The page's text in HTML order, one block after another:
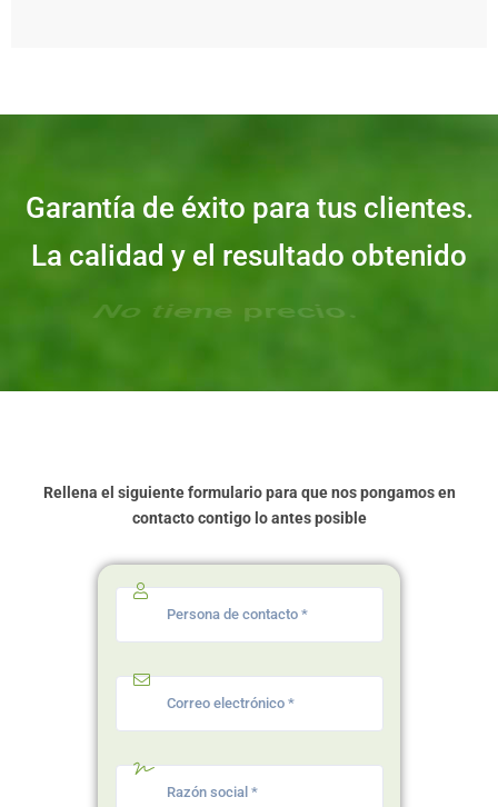
Garantía de éxito para tus clientes.
La calidad y el resultado obtenido
No es comparable.
Rellena el siguiente formulario para que nos pongamos en
contacto contigo lo antes posible